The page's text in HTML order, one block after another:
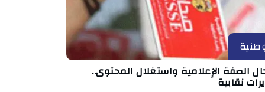
الصفة الإعلامية واستغلال المحتوى..
نقابية